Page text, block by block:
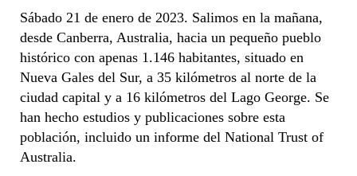
Sábado 21 de enero de 2023. Salimos en la mañana,
desde Canberra, Australia, hacia un pequeño pueblo
histórico con apenas 1.146 habitantes, situado en
Nueva Gales del Sur, a 35 kilómetros al norte de la
ciudad capital y a 16 kilómetros del Lago George. Se
han hecho estudios y publicaciones sobre esta
población, incluido un informe del National Trust of
Australia.